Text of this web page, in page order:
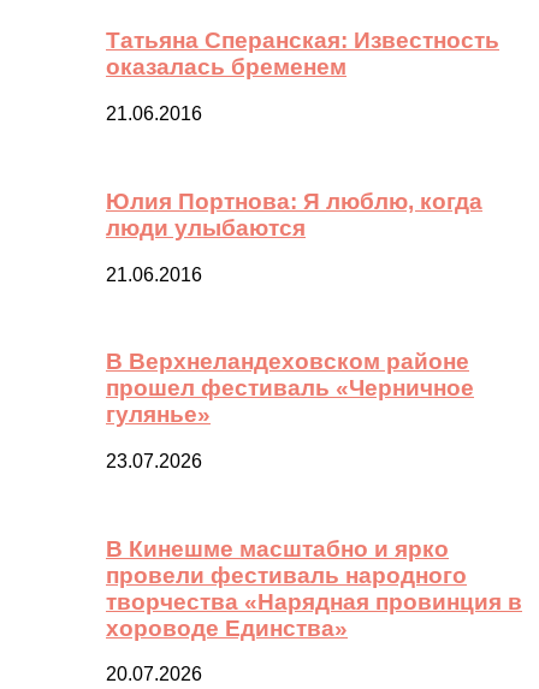
Татьяна Сперанская: Известность
оказалась бременем
21.06.2016
Юлия Портнова: Я люблю, когда
люди улыбаются
21.06.2016
В Верхнеландеховском районе
прошел фестиваль «Черничное
гулянье»
23.07.2026
В Кинешме масштабно и ярко
провели фестиваль народного
творчества «Нарядная провинция в
хороводе Единства»
20.07.2026